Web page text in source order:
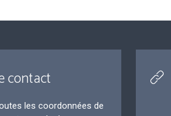
contact
les coordonnées de